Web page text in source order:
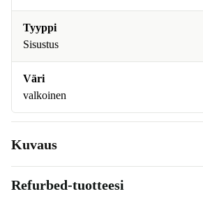
Tyyppi
Sisustus
Väri
valkoinen
Kuvaus
Refurbed-tuotteesi